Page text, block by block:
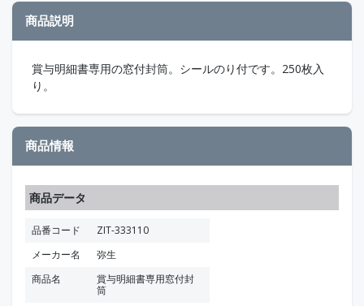
商品説明
賞与明細書専用の窓付封筒。シールのり付です。250枚入
り。
商品情報
商品データ
品番コード
ZIT-333110
メーカー名
弥生
商品名
賞与明細書専用窓付封
筒